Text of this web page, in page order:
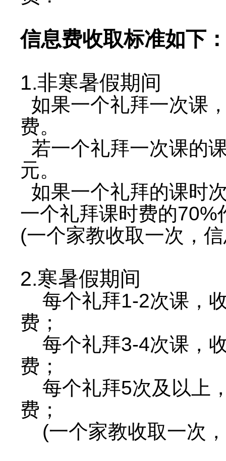
信息费收取标准如下
1.非寒暑假期间
如果一个礼拜一次课
费。
若一个礼拜一次课的
元。
如果一个礼拜的课时
一个礼拜课时费的70%
(一个家教收取一次，
2.寒暑假期间
每个礼拜1-2次课，
费；
每个礼拜3-4次课，
费；
每个礼拜5次及以上
费；
(一个家教收取一次